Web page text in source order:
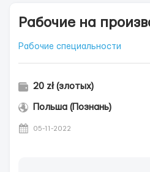
Рабочие на
Рабочие специальности
20 zł (злотых)
Польша (Познань)
05-11-2022